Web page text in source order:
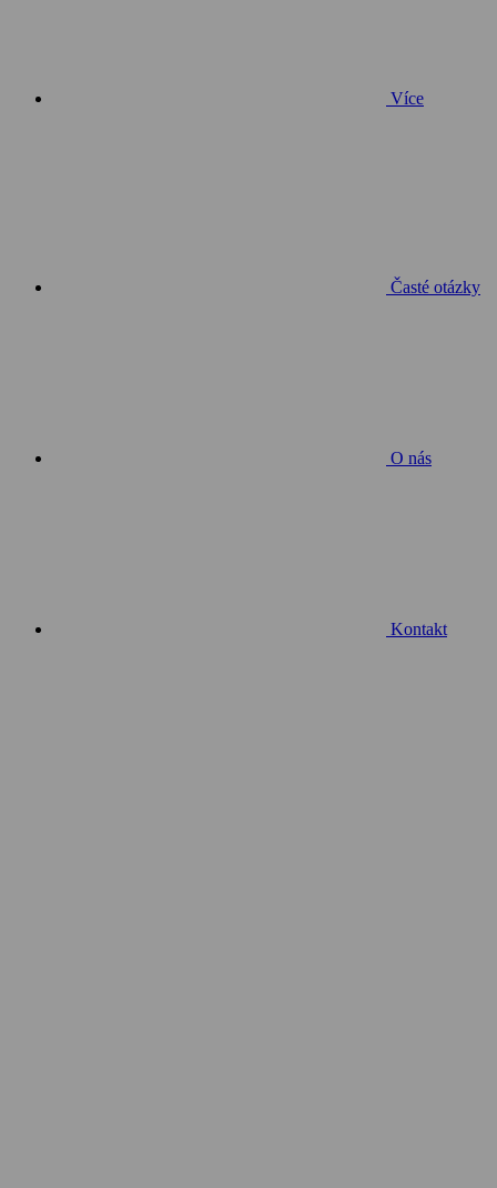
Více
Časté otázky
O nás
Kontakt